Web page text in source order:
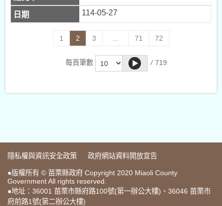
114-05-27
1 2 3 71 72
每頁筆數 / 719
隱私權與資訊安全政策 政府網站資料開放宣告
●版權所有 © 苗栗縣政府 Copyright 2020 Miaoli County
Government All rights reserved.
●地址：36001 苗栗市縣府路100號(第一辦公大樓)、36046 苗栗市
府前路1號(第二辦公大樓)